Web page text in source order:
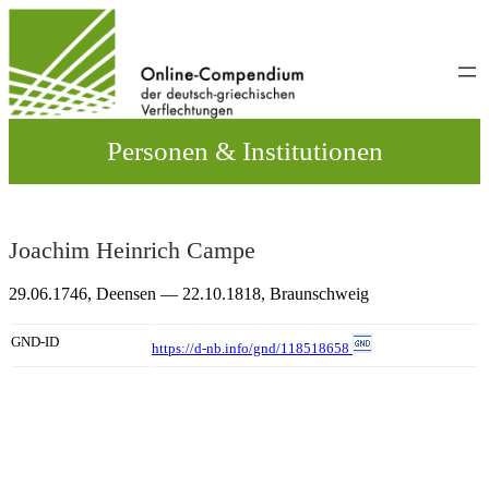
wechseln
Personen & Institutionen
Joachim Heinrich Campe
29.06.1746, Deensen — 22.10.1818, Braunschweig
GND-ID https://d-nb.info/gnd/118518658